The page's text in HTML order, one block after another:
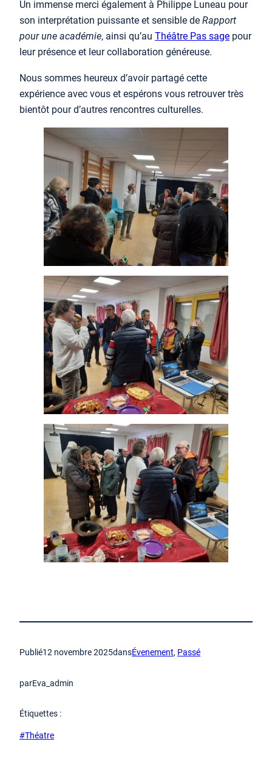
Un immense merci également à Philippe Luneau pour
son interprétation puissante et sensible de Rapport
pour une académie, ainsi qu’au Théâtre Pas sage pour
leur présence et leur collaboration généreuse.
Nous sommes heureux d’avoir partagé cette
expérience avec vous et espérons vous retrouver très
bientôt pour d’autres rencontres culturelles.
Publié12 novembre 2025dansÉvenement, Passé
parEva_admin
Étiquettes :
#Théatre